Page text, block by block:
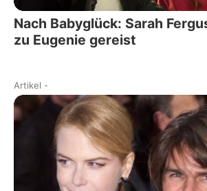
Nach Babyglück: Sarah
zu Eugenie gereist
Artikel -